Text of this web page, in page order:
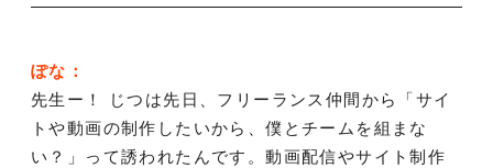
ぽな：
先生ー！ じつは先日、フリーランス仲間から「サイ
トや動画の制作したいから、僕とチームを組まな
い？」って誘われたんです。動画配信やサイト制作